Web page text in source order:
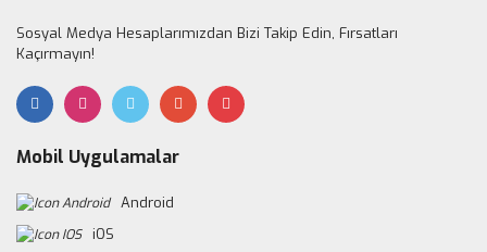
Sosyal Medya Hesaplarımızdan Bizi Takip Edin, Fırsatları
Kaçırmayın!
Mobil Uygulamalar
Android
iOS